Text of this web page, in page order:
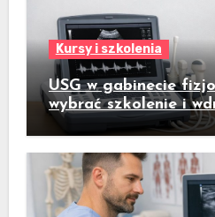
Kursy i szkolenia
USG w gabinecie
wybrać szkolenie i
ultrasonograficzne
praktyki